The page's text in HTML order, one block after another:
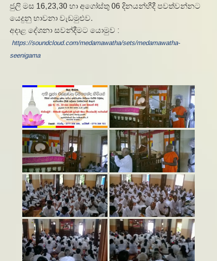
ජුලි මස 16,23,30 හා අගෝස්තු 06 දිනයන්හීදී පවත්වන්නට
යෙදුනු භාවනා වැඩමුළුව.
අදාළ දේශනා සවන්දීමට යොමුව :
https://soundcloud.com/medamawatha/sets/medamawatha-
seenigama